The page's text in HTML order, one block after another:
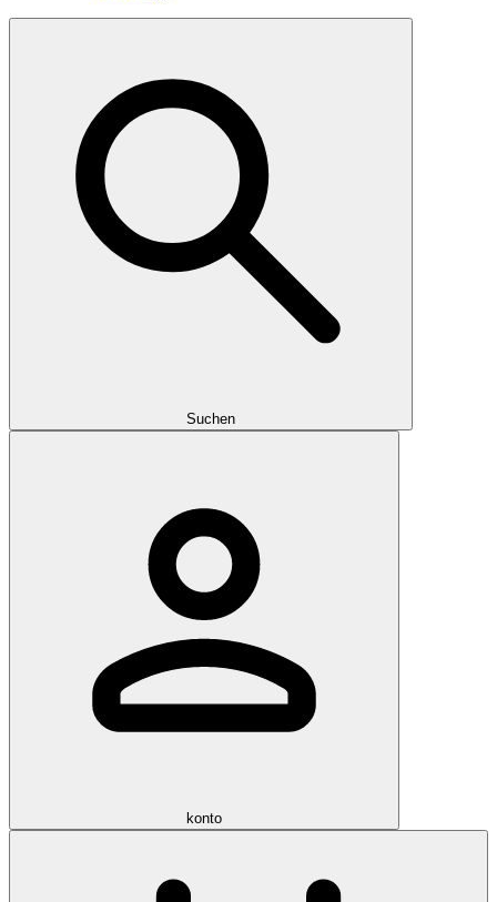
Suchen
konto